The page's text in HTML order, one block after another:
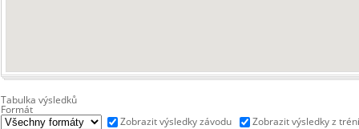
Tabulka výsledků
Formát
Zobrazit výsledky závodu
Zobrazit výsledky z